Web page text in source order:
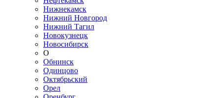
Нижнекамск
Нижний Новгород
Нижний Тагил
Новокузнецк
Новосибирск
О
Обнинск
Одинцово
Октябрьский
Орел